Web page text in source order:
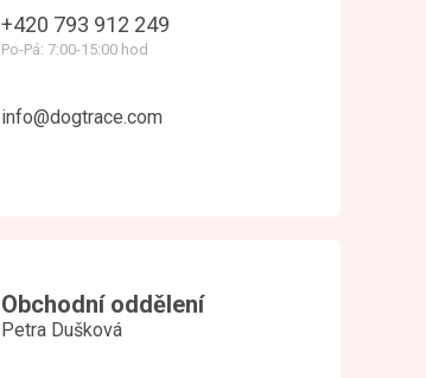
+420 793 912 249
Po-Pá: 7:00-15:00 hod
info@dogtrace.com
Obchodní oddělení
Petra Dušková